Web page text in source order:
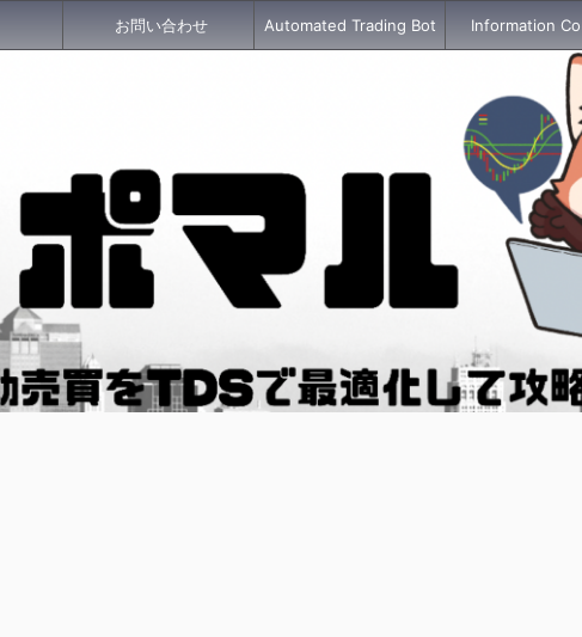
お問い合わせ Automated Trading Bot Information